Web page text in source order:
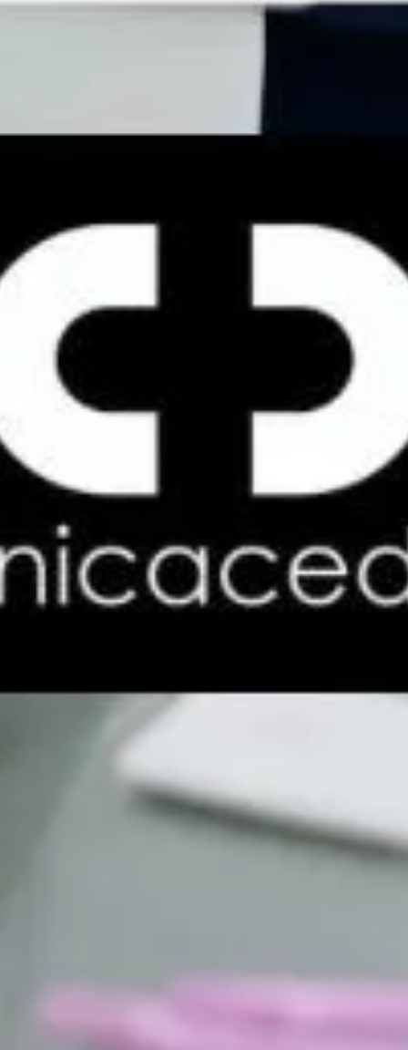
Si está bien ajustada, no. Cuando las dificultades al
hablar se mantienen, suele deberse a un exceso de
modificaciones, la pronunciación suele normalizarse por
causa inseguridad al comer en
público?
La inseguridad suele estar relacionada conmovilidad,
miedo a que se desplace
o falta de estabilidad al
masticar. Esto no debe asumirse como normal y tiene
solución mediante ajustes o alternativas más estables.
¿Es mejor cambiar de prótesis
En algunos casos, sí. Cuando tras varios ajustes la
adaptación no mejora, el dentista puede recomendar
otro tipo de prótesis o material
anatomía y forma de masticar.
¿Las prótesis removibles
siempre son más difíciles de
las fijas. Cada paciente responde de forma distinta y,
con un buen diseño y seguimiento, muchas prótesis
¿Puede la ansiedad influir en
que no me adapte a la prótesis?
¿Es normal que la prótesis
resulte cómoda algunos días y
otros no?